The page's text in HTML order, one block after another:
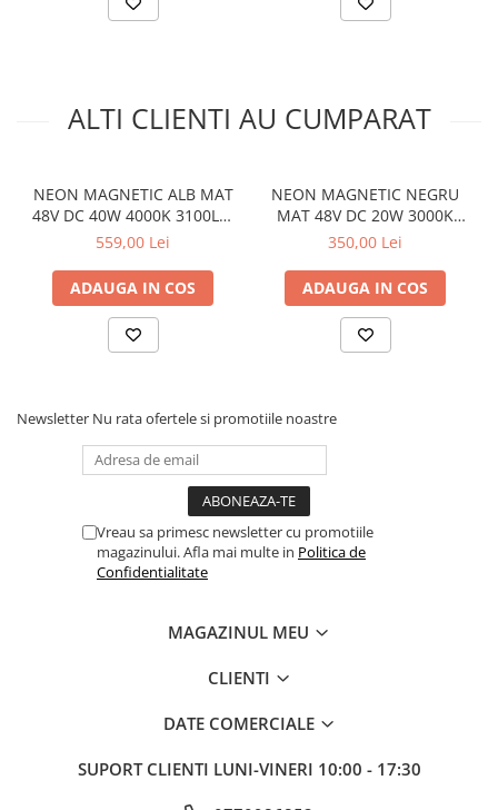
ALTI CLIENTI AU CUMPARAT
NEON MAGNETIC ALB MAT
48V DC 40W 4000K 3100LM
360° RA90 Φ22*2000ΜΜ
559,00 Lei
ADAUGA IN COS
NEON MAGNETIC NEGRU
MAT 48V DC 20W 3000K
1500LM 360° RA90
350,00 Lei
ADAUGA IN COS
Newsletter Nu rata ofertele si promotiile noastre
Vreau sa primesc newsletter cu promotiile
magazinului. Afla mai multe in Politica de
Confidentialitate
MAGAZINUL MEU
CLIENTI
DATE COMERCIALE
SUPORT CLIENTI LUNI-VINERI 10:00 - 17:30